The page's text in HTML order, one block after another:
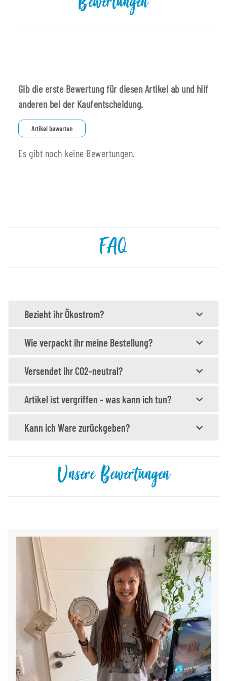
Gib die erste Bewertung für diesen Artikel ab und hilf
anderen bei der Kaufentscheidung.
Artikel bewerten
Es gibt noch keine Bewertungen.
FAQ
Bezieht ihr Ökostrom?
Wie verpackt ihr meine Bestellung?
Versendet ihr CO2-neutral?
Artikel ist vergriffen - was kann ich tun?
Kann ich Ware zurückgeben?
Unsere Bewertungen